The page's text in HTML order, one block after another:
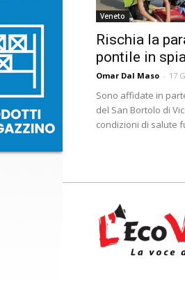
Veneto
Rischia la
pontile in
Omar Dal Maso - 17
Sono affidate in
del San Bortolo di
condizioni di salute